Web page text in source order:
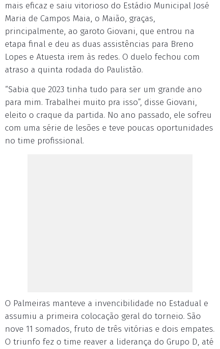
mais eficaz e saiu vitorioso do Estádio Municipal José
Maria de Campos Maia, o Maião, graças,
principalmente, ao garoto Giovani, que entrou na
etapa final e deu as duas assistências para Breno
Lopes e Atuesta irem às redes. O duelo fechou com
atraso a quinta rodada do Paulistão.
“Sabia que 2023 tinha tudo para ser um grande ano
para mim. Trabalhei muito pra isso”, disse Giovani,
eleito o craque da partida. No ano passado, ele sofreu
com uma série de lesões e teve poucas oportunidades
no time profissional.
O Palmeiras manteve a invencibilidade no Estadual e
assumiu a primeira colocação geral do torneio. São
nove 11 somados, fruto de três vitórias e dois empates.
O triunfo fez o time reaver a liderança do Grupo D, até